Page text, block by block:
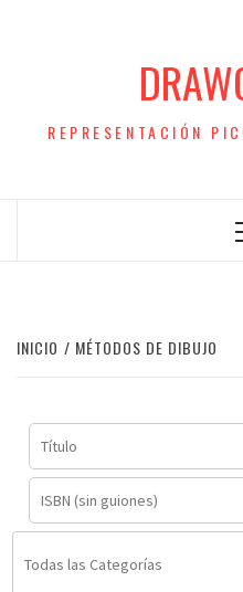
REPRESENTACIÓN
INICIO MÉTODOS DE DIBUJO